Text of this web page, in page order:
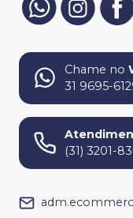
Chame no
31 9695-
(31) 3201-